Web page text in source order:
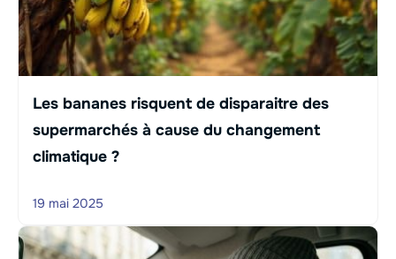
Les bananes risquent de disparaitre des
supermarchés à cause du changement
climatique ?
19 mai 2025